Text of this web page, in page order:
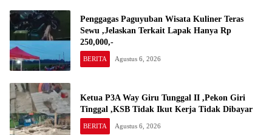
Penggagas Paguyuban Wisata Kuliner Teras
Sewu ,Jelaskan Terkait Lapak Hanya Rp
250,000,-
BERITA Agustus 6, 2026
Ketua P3A Way Giru Tunggal II ,Pekon Giri
Tinggal ,KSB Tidak Ikut Kerja Tidak Dibayar
BERITA Agustus 6, 2026